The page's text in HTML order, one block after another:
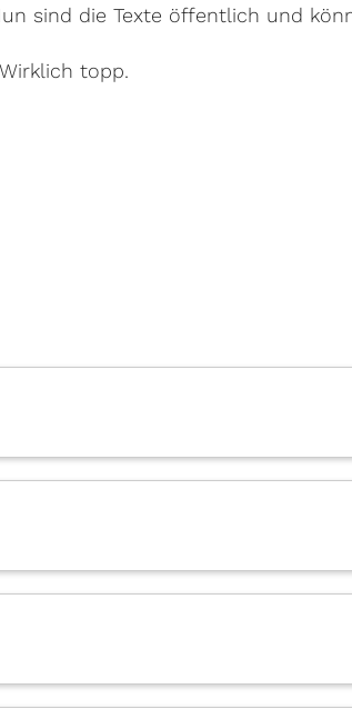
sind die Texte öffentlich und
topp.